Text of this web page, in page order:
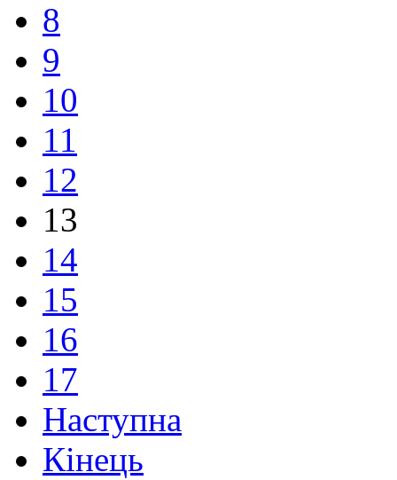
8
9
10
11
12
13
14
15
16
17
Наступна
Кінець